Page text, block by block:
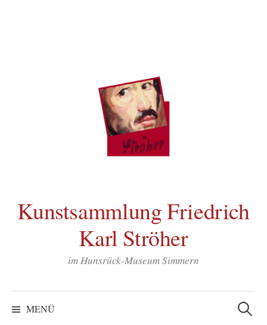
Kunstsammlung Friedrich
Karl Ströher
im Hunsrück-Museum Simmern
MENÜ
Suchen
nach: